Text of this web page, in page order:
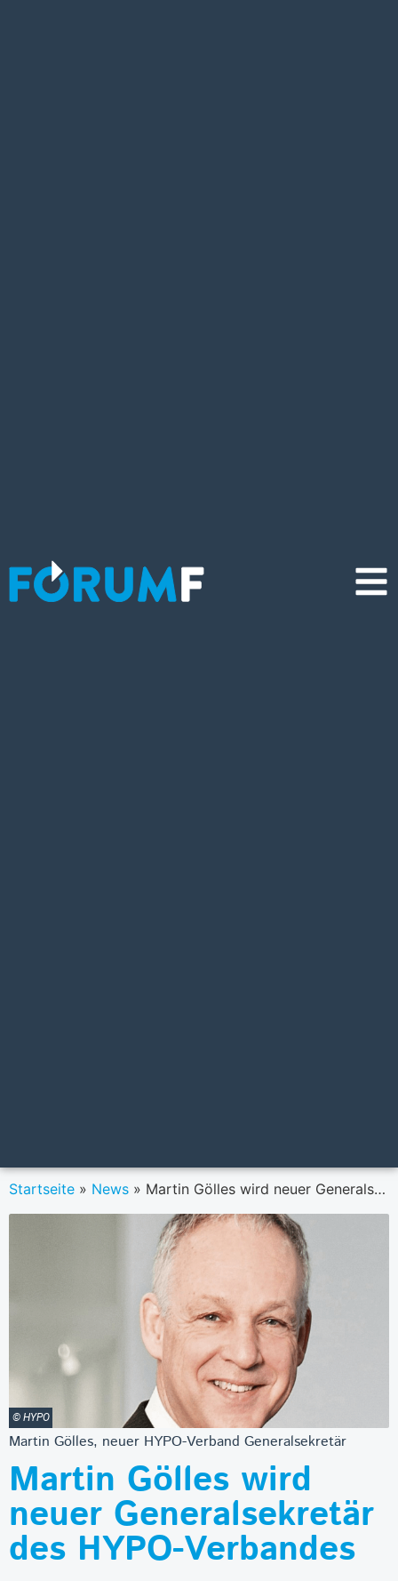
Startseite » News » Martin Gölles wird neuer Generalsekretär des HYPO-Verbandes
© HYPO
Martin Gölles, neuer HYPO-Verband Generalsekretär
Martin Gölles wird
neuer Generalsekretär
des HYPO-Verbandes